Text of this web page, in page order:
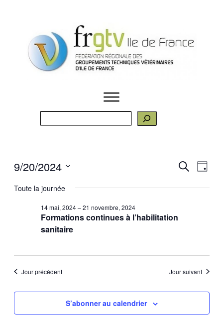
h
e
c
h
e
r
Évènements
for
septembre,
2024
et
de
vues
Recherche
Jour
9/20/2024
une
Toute la journée
Formations continues à l’habilitation
sanitaire
14 mai, 2024–21 novembre, 2024
Jour précédent Jour suivant
S’abonner au calendrier